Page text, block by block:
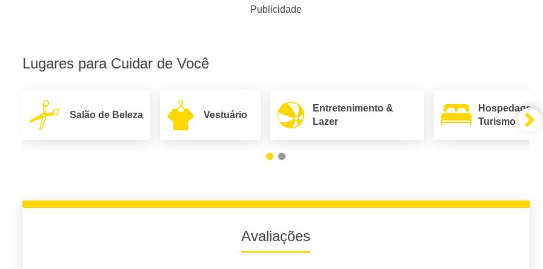
Publicidade
Lugares para Cuidar de Você
Salão de Beleza Vestuário
Entretenimento &
Lazer
Hospedagem
Turismo
Avaliações